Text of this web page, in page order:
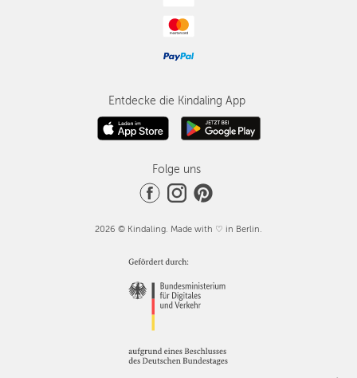
Entdecke die Kindaling App
Folge uns
2026 © Kindaling. Made with ♡ in Berlin.